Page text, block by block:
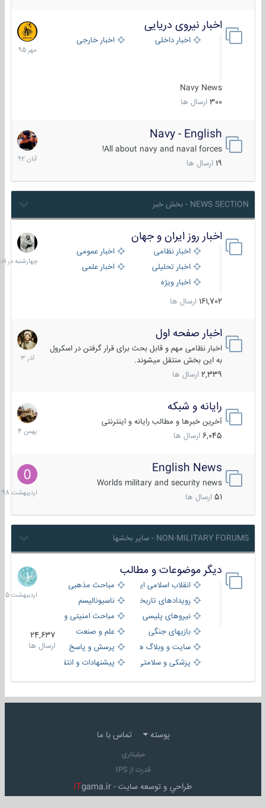
اخبار نیروی دریایی
اخبار داخلی اخبار خارجی
Navy News
300 ارسال ها
27
مهر
1395
Navy - English
All about navy and naval forces!
ارسال ها
22
آبان
1392
NEWS SECTION - بخش خبر
اخبار روز ایران و جهان
اخبار نظامی
اخبار عمومی
اخبار تحلیلی
اخبار علمی
اخبار ویژه
161,702 ارسال ها
در
06:01
اخبار صفحه اول
اخبار نظامی مهم و قابل بحث برای قرار گرفتن در اسکرول
به این بخش منتقل میشوند.
2,339 ارسال ها
7
آذر
1403
رایانه و شبکه
آخرین خبرها و مطالب رایانه و اینترنتی
6,045 ارسال ها
30
بهمن
1404
English News
Worlds military and security news
51 ارسال ها
10
1398
NON-MILITARY FORUMS - سایر بخشها
دیگر موضوعات و مطالب
انقلاب اسلامی ایران
مباحث مذهبی
رویدادهای تاریخی و مذهبیناسیونالیسم
نیروهای پلیسی
مباحث امنیتی و اطلاعاتی
بازیهای جنگی
علم و صنعت
سایت و وبلاگ ها
پرسش و پاسخ
پزشکی و سلامتی
پیشنهادات و انتقادات
24,637
ارسال ها
8
1405
پوسته تماس با ما
میلیتاری
قدرت از IPS
طراحي و توسعه سايت - iTgama.ir